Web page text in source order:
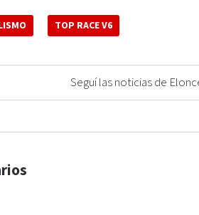
TOP RACE V6
Seguí las noticias de